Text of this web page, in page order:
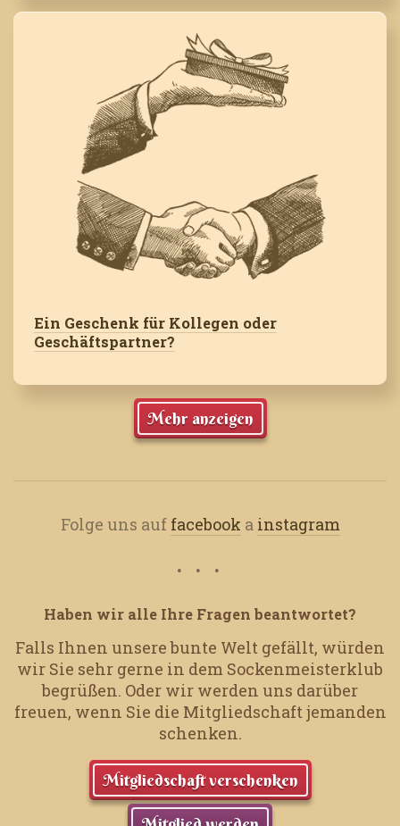
Ein Geschenk für Kollegen oder
Geschäftspartner?
Mehr anzeigen
Folge uns auf facebook a instagram
Haben wir alle Ihre Fragen beantwortet?
Falls Ihnen unsere bunte Welt gefällt, würden
wir Sie sehr gerne in dem Sockenmeisterklub
begrüßen. Oder wir werden uns darüber
freuen, wenn Sie die Mitgliedschaft jemanden
schenken.
Mitgliedschaft verschenken